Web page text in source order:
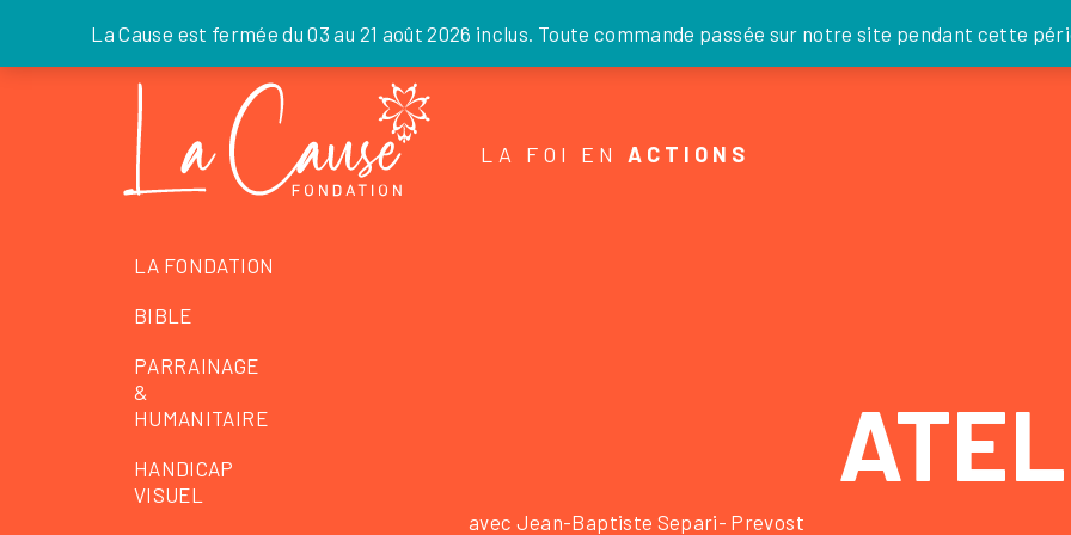
La Cause est fermée du 03 au 21 août 2026 inclus. Toute commande passée sur notre site pendant cette
JE DONNE
LA FOI EN ACTIONS
LA FONDATION
BIBLE
PARRAINAGE
&
HUMANITAIRE
HANDICAP
VISUEL
avec Jean-Baptiste Separi- Prevost